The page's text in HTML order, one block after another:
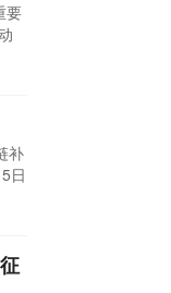
要
补
日